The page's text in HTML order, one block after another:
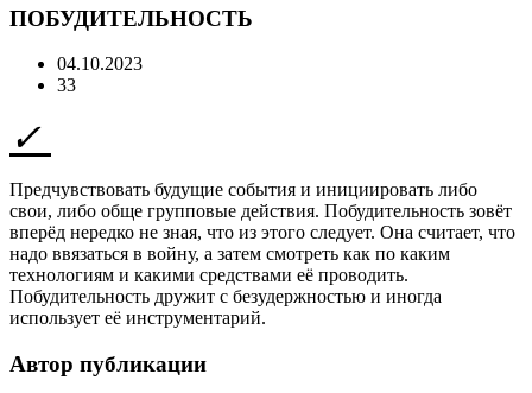
ПОБУДИТЕЛЬНОСТЬ
04.10.2023
33
Предчувствовать будущие события и инициировать либо
свои, либо обще групповые действия. Побудительность зовёт
вперёд нередко не зная, что из этого следует. Она считает, что
надо ввязаться в войну, а затем смотреть как по каким
технологиям и какими средствами её проводить.
Побудительность дружит с безудержностью и иногда
использует её инструментарий.
Автор публикации